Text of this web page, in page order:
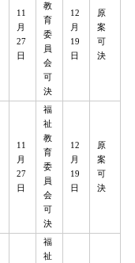
11
月
27
日
教
育
委
員
会
可
決
12
月
19
日
原
案
可
決
11
月
27
日
福
祉
教
育
委
員
会
可
決
12
月
19
日
原
案
可
決
福
祉